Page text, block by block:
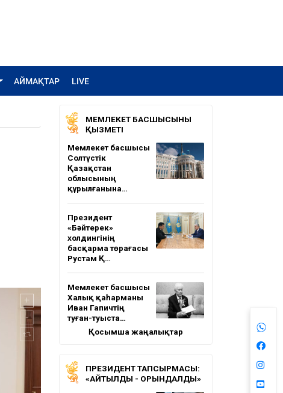
АЙМАҚТАР LIVE
МЕМЛЕКЕТ БАСШЫСЫНЫҢ
ҚЫЗМЕТІ
Мемлекет басшысы
Солтүстік
Қазақстан
облысының
құрылғанына…
Президент
«Бәйтерек»
холдингінің
басқарма төрағасы
Рустам Қ…
Мемлекет басшысы
Халық қаһарманы
Иван Гапичтің
туған-туыста…
Қосымша жаңалықтар
ПРЕЗИДЕНТ ТАПСЫРМАСЫ:
«АЙТЫЛДЫ - ОРЫНДАЛДЫ»